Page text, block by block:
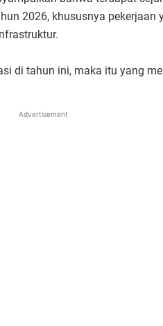
2026, khususnya pekerjaan
di tahun ini, maka itu yang
Advertisement